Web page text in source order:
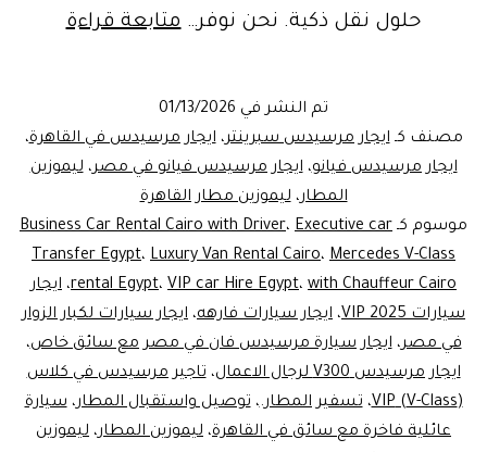
حلول نقل ذكية. نحن نوفر…متابعة قراءةايجار
في
مصر:
المطار
VIP
بسائق
تم النشر في 01/13/2026
مصنف كـايجار مرسيدس سبرينتر،ايجار مرسيدس في القاهرة،
ايجار مرسيدس فيانو،ايجار مرسيدس فيانو في مصر،ليموزين
المطار،ليموزين مطار القاهرة
موسوم كـ
Business Car Rental Cairo with Driver، Executive car
Transfer Egypt، Luxury Van Rental Cairo، Mercedes V-Class
rental Egypt، VIP car Hire Egypt، with Chauffeur Cairo ، ايجار
سيارات VIP 2025
، ايجار سيارات فارهه، ايجار سيارات لكبار الزوار
في مصر،ايجار سيارة مرسيدس فان في مصر مع سائق خاص،
ايجار مرسيدس V300 لرجال الاعمال
،تاجير مرسيدس في كلاس
(V-Class) VIP
،تسفير المطار.،توصيل واستقبال المطار،سيارة
عائلية فاخرة مع سائق في القاهرة، ليموزين المطار، ليموزين